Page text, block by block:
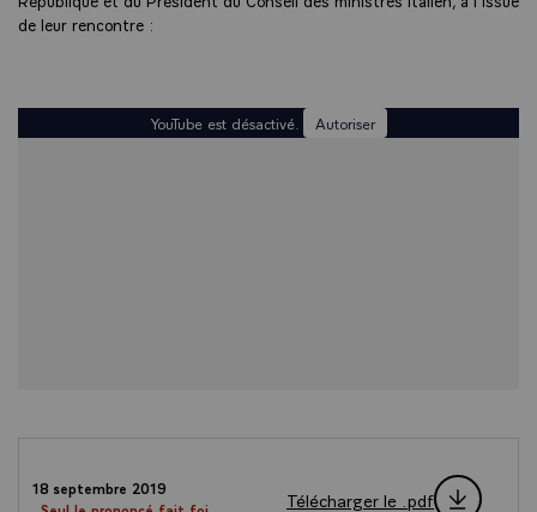
de leur rencontre :
YouTube est désactivé. Autoriser
18 septembre 2019
Télécharger le .pdf